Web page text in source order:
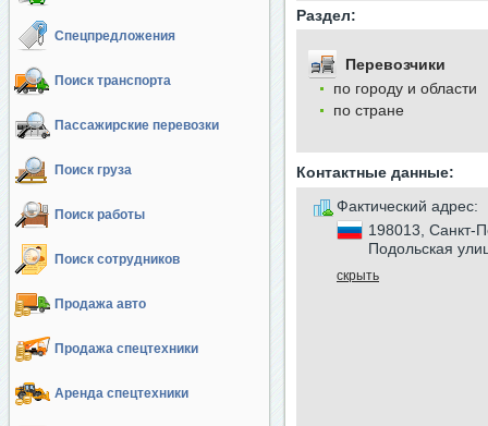
Спецпредложения
Поиск транспорта
Пассажирские перевозки
Поиск груза
Поиск работы
Поиск сотрудников
Продажа авто
Продажа спецтехники
Аренда спецтехники
Раздел:
Перевозчики
по городу и области
по стране
Контактные данные:
Фактический адрес:
198013, Санкт-
Подольская
скрыть